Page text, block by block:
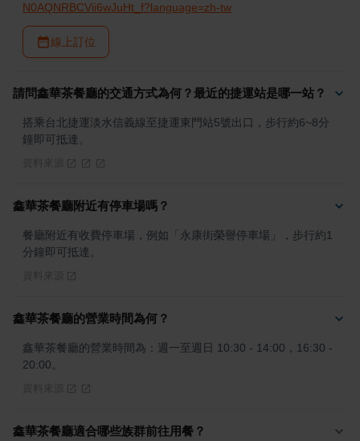
N0AQNRBCVii6wJuHt_f?language=zh-tw
線上訂位
請問鑫華茶餐廳的交通方式為何？最近的捷運站是哪一站？
搭乘台北捷運淡水信義線至捷運東門站5號出口，步行約6~8分
鐘即可抵達。
鑫華茶餐廳附近有停車場嗎？
餐廳附近有收費停車場，例如「永康街榮譽停車場」，步行約1
分鐘即可抵達。
鑫華茶餐廳的營業時間為何？
鑫華茶餐廳的營業時間為：週一至週日 10:30 - 14:00，16:30 -
20:00。
鑫華茶餐廳適合哪些族群前往用餐？